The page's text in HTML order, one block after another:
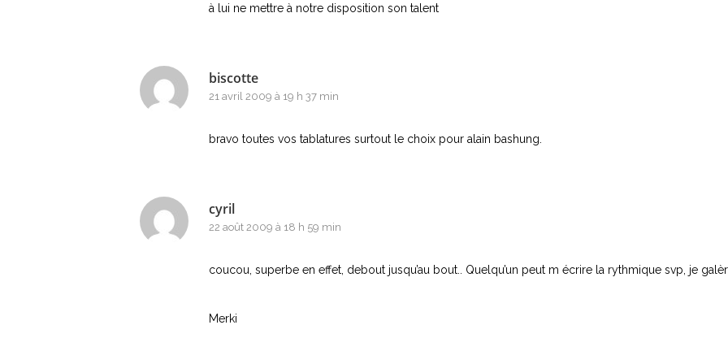
à lui ne mettre à notre disposition son talent
biscotte
21 avril 2009 à 19 h 37 min
bravo toutes vos tablatures surtout le choix pour alain bashung.
cyril
22 août 2009 à 18 h 59 min
coucou, superbe en effet, debout jusqu’au bout.. Quelqu’un peut m écrire la rythmique svp, je
Merki